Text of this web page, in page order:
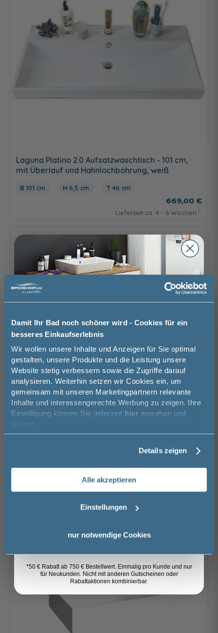
Damit Ihr Bad noch schöner wird - Cookies für ein
besseres Einkaufserlebnis
Wir wollen unsere Inhalte und Anzeigen für Sie optimal
gestalten, unsere Produkte und die Leistung unsere
Website stetig verbessern sowie die Zugriffe darauf
analysieren. Weiterhin setzen wir Cookies ein, um
gemeinsam mit unseren Marketingpartnern relevante
Inhalte und interessengerechte Werbung zu zeigen. Ihre
Einwilligung können Sie jederzeit hier einsehen und
ändern.
Details zeigen
Alle akzeptieren
Einstellungen
nur notwendige Cookies
Laguna Platino 2.0 Aufsatzwaschtisch - 101 cm,
mit Überlauf und Hahnlochbohrung, weiß
101 cm 6,5 cm 46 cm
669,00 €
Lieferzeit ca. 4 - 6 Wochen
Laguna Platino 2.0 Aufsatzwaschtisch - 71 cm, mit
Jetzt 50 € sparen!
Melde Sie sich hier zu unserem
Newsletter an und sparen Sie
50€* auf Ihre Bestellung!
Vorname
Email
Anmelden
*50 € Rabatt ab 750 € Bestellwert. Einmalig pro Kunde und nur
für Neukunden. Nicht mit anderen Gutscheinen oder
Rabattaktionen kombinierbar.